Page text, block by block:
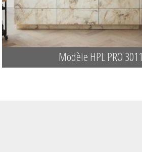
Modèle HPL PRO 3011